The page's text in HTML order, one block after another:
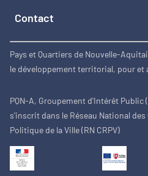
Contact
Pays et Quartiers de Nouvelle-
le développement territorial, pour et
PQN-A, Groupement d'Intérêt Public
s'inscrit dans le Réseau National
Politique de la Ville (RN CRPV)